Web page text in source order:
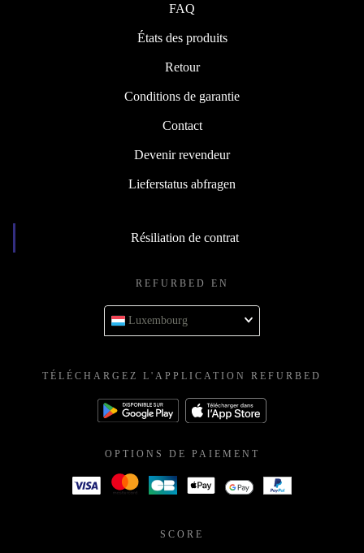
FAQ
États des produits
Retour
Conditions de garantie
Contact
Devenir revendeur
Lieferstatus abfragen
Résiliation de contrat
REFURBED EN
Luxembourg
TÉLÉCHARGEZ L'APPLICATION REFURBED
OPTIONS DE PAIEMENT
SCORE